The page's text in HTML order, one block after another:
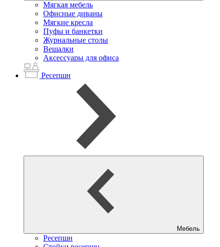
Мягкая мебель
Офисные диваны
Мягкие кресла
Пуфы и банкетки
Журнальные столы
Вешалки
Аксессуары для офиса
Ресепшн
Мебель
Ресепшн